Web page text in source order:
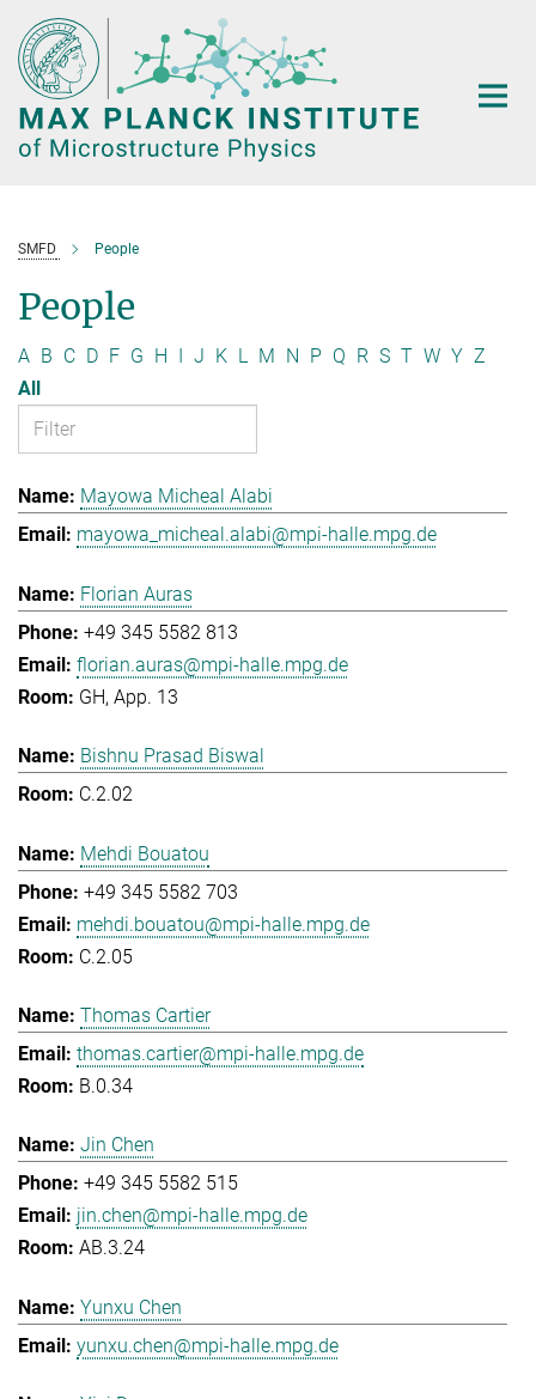
Main-
Content
SMFD People
People
A B C D F G H I J K L M N P Q R S T W Y Z
All
Mayowa Micheal Alabi
mayowa_micheal.alabi@mpi-halle.mpg.de
Florian Auras
+49 345 5582 813
florian.auras@mpi-halle.mpg.de
GH, App. 13
Bishnu Prasad Biswal
C.2.02
Mehdi Bouatou
+49 345 5582 703
mehdi.bouatou@mpi-halle.mpg.de
C.2.05
Thomas Cartier
thomas.cartier@mpi-halle.mpg.de
B.0.34
Jin Chen
+49 345 5582 515
jin.chen@mpi-halle.mpg.de
AB.3.24
Yunxu Chen
yunxu.chen@mpi-halle.mpg.de